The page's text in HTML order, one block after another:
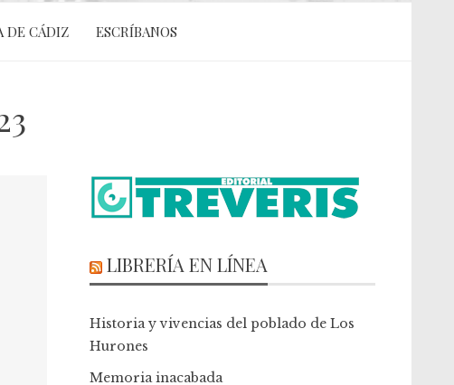
DE CÁDIZ ESCRÍBANOS
LIBRERÍA EN LÍNEA
Historia y vivencias del poblado de Los
Hurones
Memoria inacabada